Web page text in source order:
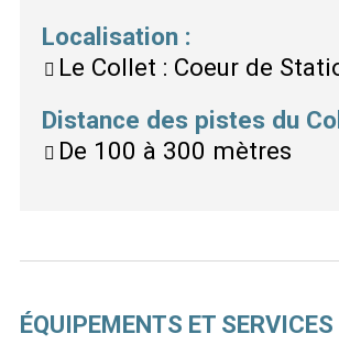
Localisation :
Le Collet : Coeur de
Distance des pistes du
De 100 à 300 mètres
ÉQUIPEMENTS ET SERVICES